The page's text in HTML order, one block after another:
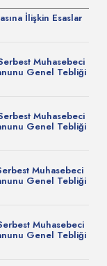
İlişkin Esaslar
Muhasebeci
Genel Tebliği
Muhasebeci
Genel Tebliği
Muhasebeci
Genel Tebliği
Muhasebeci
Genel Tebliği